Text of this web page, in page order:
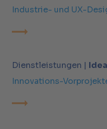
Industrie- und UX-
Dienstleistungen |
Innovations-